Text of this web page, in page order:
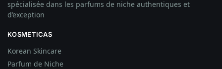
spécialisée dans les parfums de niche authentiques et
d’exception
KOSMETICAS
Korean Skincare
Parfum de Niche